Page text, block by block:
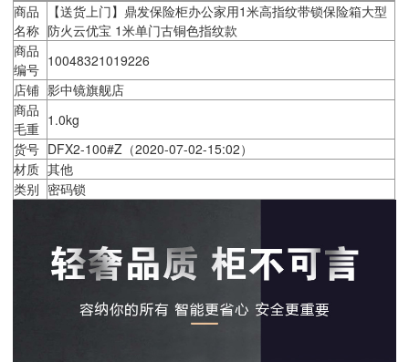
商品
名称
【送货上门】鼎发保险柜办公家用1米高指纹带锁保险箱大型
防火云优宝 1米单门古铜色指纹款
商品
编号 10048321019226
店铺 影中镜旗舰店
商品
毛重 1.0kg
货号 DFX2-100#Z（2020-07-02-15:02）
材质 其他
类别 密码锁